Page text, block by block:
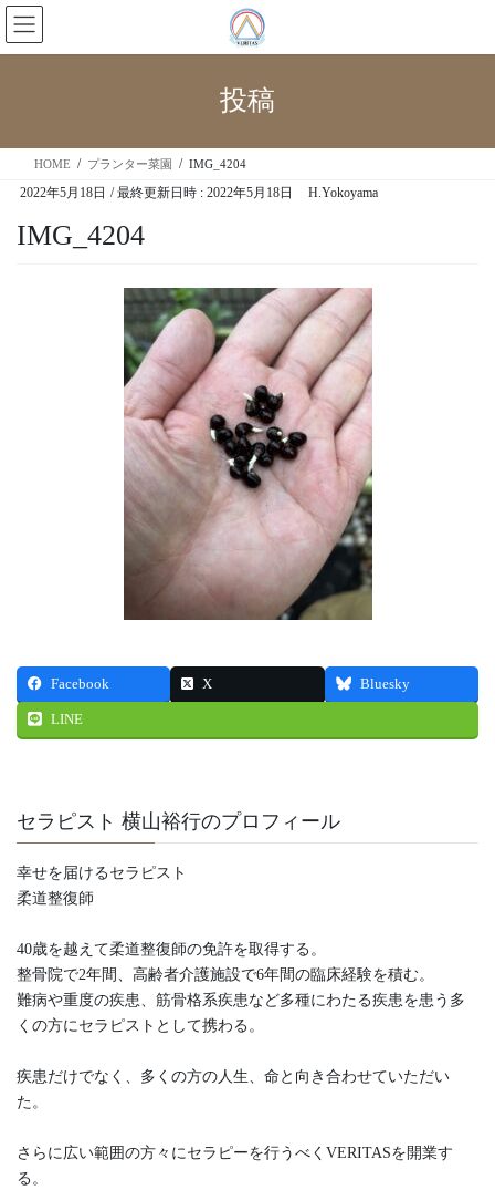
投稿
HOME プランター菜園 IMG_4204
2022年5月18日 / 最終更新日時 : 2022年5月18日 H.Yokoyama
IMG_4204
Facebook X Bluesky
LINE
セラピスト 横山裕行のプロフィール
幸せを届けるセラピスト
柔道整復師
40歳を越えて柔道整復師の免許を取得する。
整骨院で2年間、高齢者介護施設で6年間の臨床経験を積む。
難病や重度の疾患、筋骨格系疾患など多種にわたる疾患を患う多
くの方にセラピストとして携わる。
疾患だけでなく、多くの方の人生、命と向き合わせていただい
た。
さらに広い範囲の方々にセラピーを行うべくVERITASを開業す
る。